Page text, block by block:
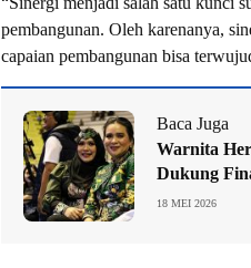
pembangunan. Oleh karenanya,
capaian pembangunan bisa
Baca Juga
Warnita
Dukung
18 MEI 2026